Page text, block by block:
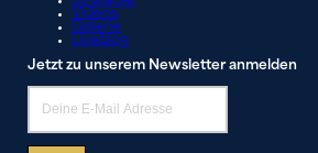
Videos
Galerie
Liveblog
Jetzt zu unserem Newsletter anmelden